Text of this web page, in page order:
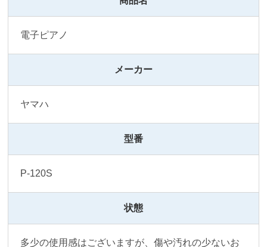
電子ピアノ
メーカー
ヤマハ
型番
P-120S
状態
多少の使用感はございますが、傷や汚れの少ないお